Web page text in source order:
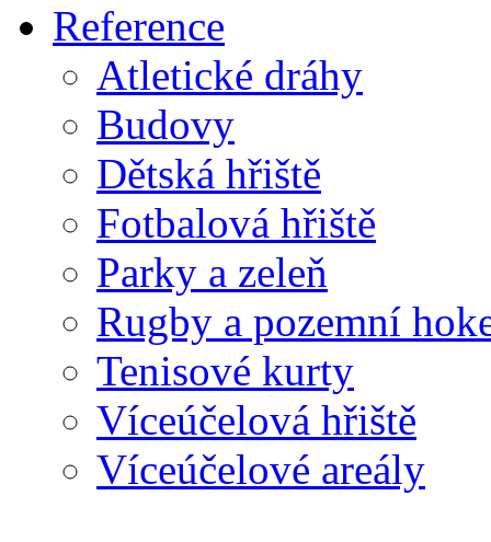
Reference
Atletické dráhy
Budovy
Dětská hřiště
Fotbalová hřiště
Parky a zeleň
Rugby a pozemní
Tenisové kurty
Víceúčelová hřiště
Víceúčelové areály